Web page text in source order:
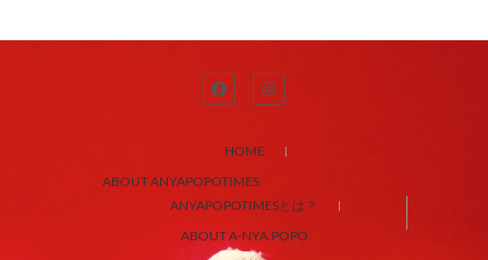
HOME
ABOUT ANYAPOPOTIMES
ANYAPOPOTIMESとは？
ABOUT A-NYA.POPO